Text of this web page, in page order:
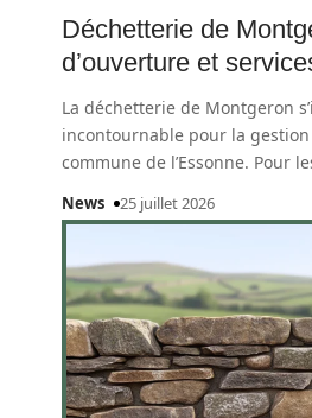
Déchetterie de
d’ouverture et
La déchetterie de Montgeron
incontournable pour la
commune de l’Essonne. Pour
News 25 juillet 2026